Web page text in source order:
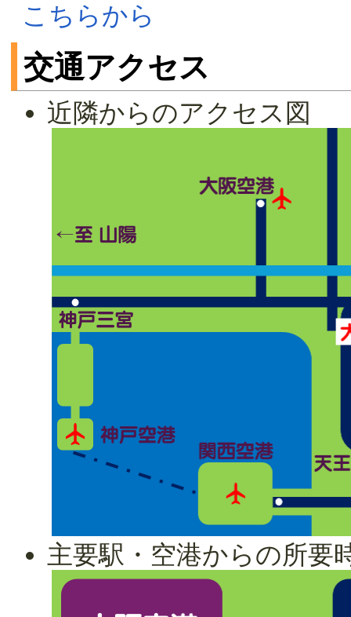
こちらから
交通アクセス
近隣からのアクセス図
主要駅・空港からの所要